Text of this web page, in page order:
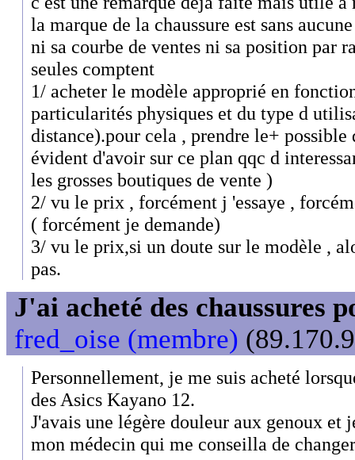
la marque de la chaussure est sans
ni sa courbe de ventes ni sa position par
seules comptent
1/ acheter le modèle approprié en
particularités physiques et du type d
distance).pour cela , prendre le+ possible
évident d'avoir sur ce plan qqc d
les grosses boutiques de vente )
2/ vu le prix , forcément j 'essaye ,
( forcément je demande)
3/ vu le prix,si un doute sur le modèle ,
pas.
J'ai acheté des chaussures
fred_oise (membre)
Personnellement, je me suis acheté
des Asics Kayano 12.
J'avais une légère douleur aux genoux et
mon médecin qui me conseilla de